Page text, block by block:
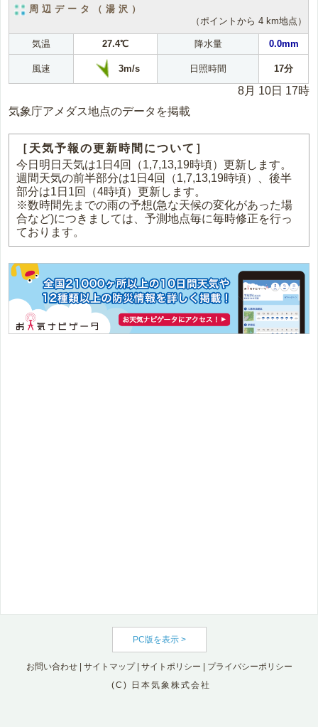
周辺データ（湯沢）
（ポイントから 4 km地点）
気温 27.4℃ 降水量 0.0mm
風速 3m/s 日照時間 17分
8月 10日 17時
気象庁アメダス地点のデータを掲載
［天気予報の更新時間について］
今日明日天気は1日4回（1,7,13,19時頃）更新します。
週間天気の前半部分は1日4回（1,7,13,19時頃）、後半
部分は1日1回（4時頃）更新します。
※数時間先までの雨の予想(急な天候の変化があった場
合など)につきましては、予測地点毎に毎時修正を行っ
ております。
PC版を表示 >
お問い合わせ| サイトマップ| サイトポリシー
プライバシーポリシー
(C) 日本気象株式会社